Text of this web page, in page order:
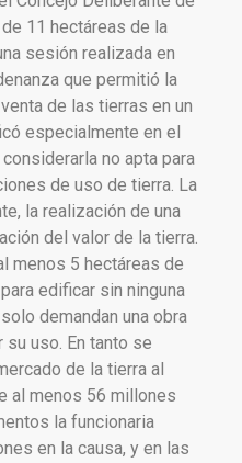
11 hectáreas de la
sesión realizada en
que permitió la
de las tierras en un
especialmente en el
no apta para
de uso de tierra. La
la realización de una
del valor de la tierra.
menos 5 hectáreas de
edificar sin ninguna
demandan una obra
uso. En tanto se
de la tierra al
al menos 56 millones
la funcionaria
en la causa, y en las